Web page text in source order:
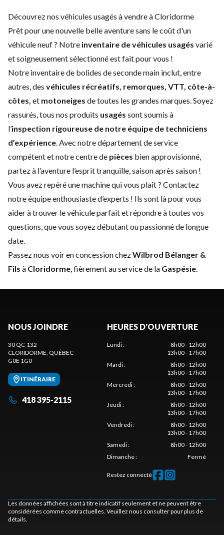
Découvrez nos véhicules usagés à vendre à Cloridorme
Prêt pour une nouvelle belle aventure sans le coût d'un
véhicule neuf? Notre inventaire de véhicules usagés varié
et soigneusement sélectionné est fait pour vous !
Notre inventaire de bolides de seconde main inclut, entre
autres, des véhicules récréatifs, remorques, VTT, côte-à-
côtes, et motoneiges de toutes les grandes marques. Soyez
rassurés, tous nos produits usagés sont soumis à
l’inspection rigoureuse de notre équipe de techniciens
d’expérience. Avec notredépartement de service
compétent et notre centre de pièces bien approvisionné,
partez à l’aventure l’esprit tranquille, saison après saison !
Vous avez repéré une machine qui vous plaît ? Contactez
notre équipe enthousiaste d’experts ! Ils sont là pour vous
aider à trouver le véhicule parfait et répondre à toutes vos
questions, que vous soyez débutant ou passionné de longue
date.
Passez nous voir en concession chezWilbrod Bélanger &
Fils à Cloridorme, fièrement au service de la Gaspésie.
NOUS JOINDRE
30 QC-132
CLORIDORME, QUÉBEC
G0E 1G0
ITINÉRAIRE
418 395-2115
HEURES D'OUVERTURE
Lundi:
8h00 - 12h00
13h00 - 17h00
Mardi:
8h00 - 12h00
13h00 - 17h00
Mercredi:
8h00 - 12h00
13h00 - 17h00
Jeudi:
8h00 - 12h00
13h00 - 17h00
Vendredi:
8h00 - 12h00
13h00 - 17h00
Samedi:
8h00 - 12h00
Dimanche: Fermé
Restez connecté
Les données affichées sont à titre indicatif seulement et ne peuvent être
considérées comme contractuelles. Veuillez nous consulter pour plus de
détails.